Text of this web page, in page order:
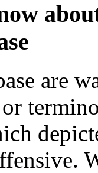
are